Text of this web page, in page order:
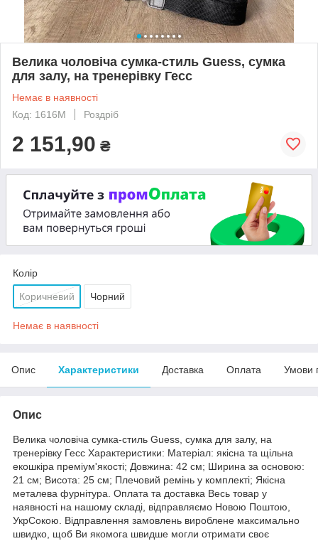
Велика чоловіча сумка-стиль Guess, сумка
для залу, на тренерівку Гесс
Немає в наявності
Код: 1616М
Роздріб
2 151,90 ₴
Колір
Коричневий Чорний
Немає в наявності
Опис Характеристики Доставка Оплата Умови
Опис
Велика чоловіча сумка-стиль Guess, сумка для залу, на
тренерівку Гесс Характеристики: Матеріал: якісна та щільна
екошкіра преміум'якості; Довжина: 42 см; Ширина за основою:
21 см; Висота: 25 см; Плечовий ремінь у комплекті; Якісна
металева фурнітура. Оплата та доставка Весь товар у
наявності на нашому складі, відправляємо Новою Поштою,
УкрСокою. Відправлення замовлень вироблене максимально
швидко, щоб Ви якомога швидше могли отримати своє